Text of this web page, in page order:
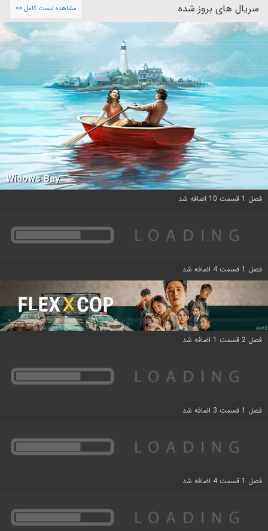
سریال های بروز شده مشاهده لیست کامل >>
Widows Bay
فصل 1 قسمت 10 اضافه شد
فصل 1 قسمت 4 اضافه شد
فصل 2 قسمت 1 اضافه شد
فصل 1 قسمت 3 اضافه شد
فصل 1 قسمت 4 اضافه شد